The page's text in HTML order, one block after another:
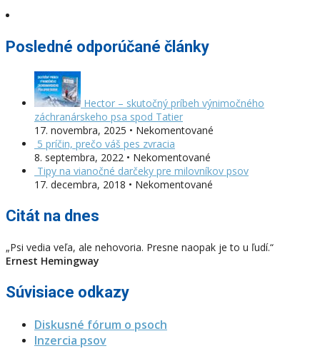
Posledné odporúčané články
Hector – skutočný príbeh výnimočného
záchranárskeho psa spod Tatier
17. novembra, 2025 • Nekomentované
5 príčin, prečo váš pes zvracia
8. septembra, 2022 • Nekomentované
Tipy na vianočné darčeky pre milovníkov psov
17. decembra, 2018 • Nekomentované
Citát na dnes
„Psi vedia veľa, ale nehovoria. Presne naopak je to u ľudí.“
Ernest Hemingway
Súvisiace odkazy
Diskusné fórum o psoch
Inzercia psov